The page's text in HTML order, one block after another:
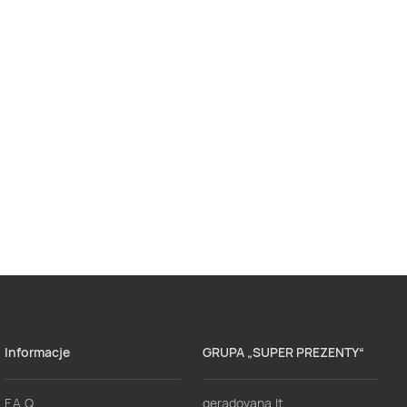
Informacje
F.A.Q.
GRUPA „SUPER PREZENTY“
geradovana.lt